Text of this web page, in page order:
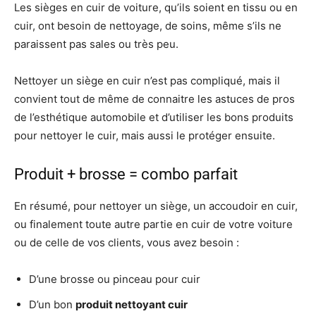
Les sièges en cuir de voiture, qu’ils soient en tissu ou en
cuir, ont besoin de nettoyage, de soins, même s’ils ne
paraissent pas sales ou très peu.
Nettoyer un siège en cuir n’est pas compliqué, mais il
convient tout de même de connaitre les astuces de pros
de l’esthétique automobile et d’utiliser les bons produits
pour nettoyer le cuir, mais aussi le protéger ensuite.
Produit + brosse = combo parfait
En résumé, pour nettoyer un siège, un accoudoir en cuir,
ou finalement toute autre partie en cuir de votre voiture
ou de celle de vos clients, vous avez besoin :
D’une brosse ou pinceau pour cuir
D’un bon produit nettoyant cuir